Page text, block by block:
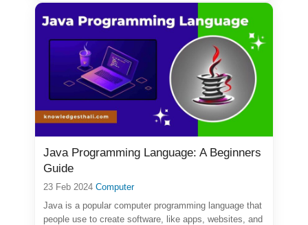
Java Programming Language: A Beginners
Guide
23 Feb 2024 Computer
Java is a popular computer programming language that
people use to create software, like apps, websites, and